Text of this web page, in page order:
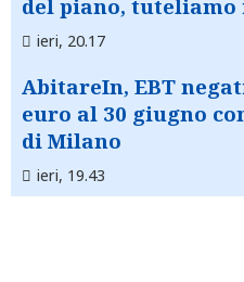
del piano,
ieri, 20.17
AbitareIn, EBT
euro al 30 giugno
di Milano
ieri, 19.43